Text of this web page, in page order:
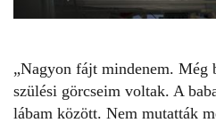
„Nagyon fájt mindenem. Még
szülési görcseim voltak. A
lábam között. Nem mutatták